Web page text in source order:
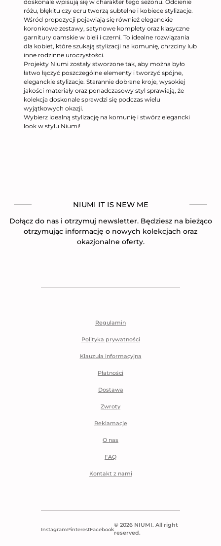
doskonale wpisują się w charakter tego sezonu. Odcienie
różu, błękitu czy ecru tworzą subtelne i kobiece stylizacje.
Wśród propozycji pojawiają się również eleganckie
koronkowe zestawy, satynowe komplety oraz klasyczne
garnitury damskie w bieli i czerni. To idealne rozwiązania
dla kobiet, które szukają stylizacji na komunię, chrzciny lub
inne rodzinne uroczystości.
Projekty Niumi zostały stworzone tak, aby można było
łatwo łączyć poszczególne elementy i tworzyć spójne,
eleganckie stylizacje. Starannie dobrane kroje, wysokiej
jakości materiały oraz ponadczasowy styl sprawiają, że
kolekcja doskonale sprawdzi się podczas wielu
wyjątkowych okazji.
Wybierz idealną stylizację na komunię i stwórz elegancki
look w stylu Niumi!
NIUMI IT IS NEW ME
Dołącz do nas i otrzymuj newsletter. Będziesz na bieżąco
otrzymując informację o nowych kolekcjach oraz
okazjonalne oferty.
Regulamin
Polityka prywatności
Klauzula informacyjna
Płatności
Dostawa
Zwroty
Reklamacje
O nas
FAQ
Kontakt z nami
InstagramPinterestFacebook
© 2026 NIUMI. All right
reserved.